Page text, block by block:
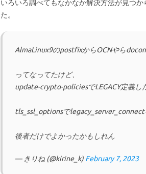
いろいろ調べてもなかなか解決方法が見つ
た。
AlmaLinux9のpostfixからOCNやら
ってなってたけど、
update-crypto-policiesでLEGACY定義し
tls_ssl_optionsで
後者だけでよかったかもしれん
— きりね (@kirine_k) February 7, 2023